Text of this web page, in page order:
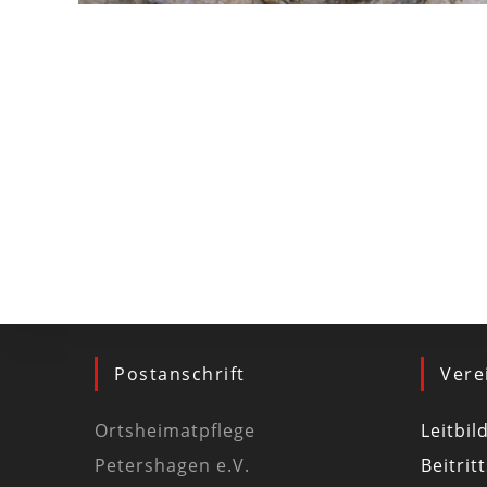
Postanschrift
Ortsheimatpflege
Petershagen e.V.